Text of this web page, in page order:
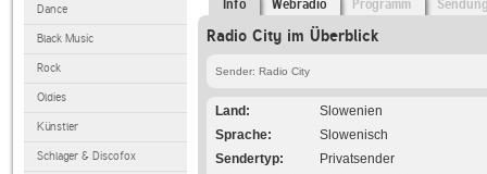
Dance
Black Music
Rock
Oldies
Künstler
Schlager & Discofox
Info Webradio Programm
Radio City im Überblick
Sender: Radio City
Land
Slowenien
Sprache
Slowenisch
Sendertyp
Privatsender